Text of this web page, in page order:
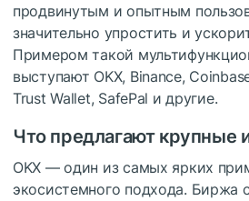
продвинутым и опытным
значительно упростить и
Примером такой
выступают OKX, Binance,
Trust Wallet, SafePal и другие.
Что предлагают крупные
OKX — один из самых ярких
экосистемного подхода. Биржа